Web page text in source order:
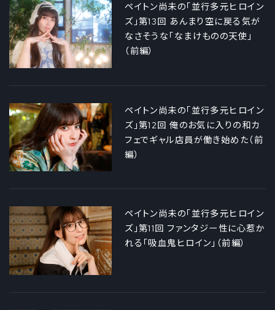
ペイトン尚未の「並行多元ヒロイン
ズ」第13回 あんまり空に戻る気が
なさそうな「なまけものの天使」
（前編）
ペイトン尚未の「並行多元ヒロイン
ズ」第12回 俺のお気に入りの和カ
フェでギャル店員が働き始めた（前
編）
ペイトン尚未の「並行多元ヒロイン
ズ」第11回 ファンタジー性に心惹か
れる「吸血鬼ヒロイン」（前編）